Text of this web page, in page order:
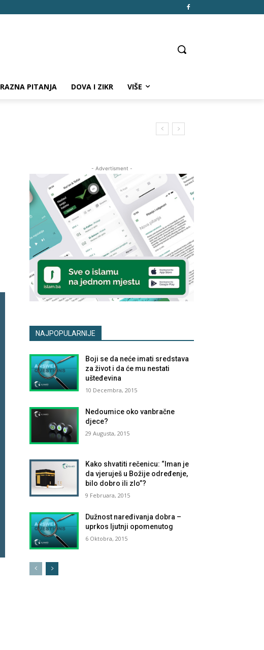
RAZNA PITANJA DOVA I ZIKR VIŠE
- Advertisment -
NAJPOPULARNIJE
Boji se da neće imati sredstava
za život i da će mu nestati
ušteđevina
10 Decembra, 2015
Nedoumice oko vanbračne
djece?
29 Augusta, 2015
Kako shvatiti rečenicu: “Iman je
da vjeruješ u Božije određenje,
bilo dobro ili zlo”?
9 Februara, 2015
Dužnost naređivanja dobra –
uprkos ljutnji opomenutog
6 Oktobra, 2015